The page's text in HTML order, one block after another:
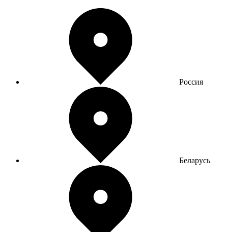
Россия
Беларусь